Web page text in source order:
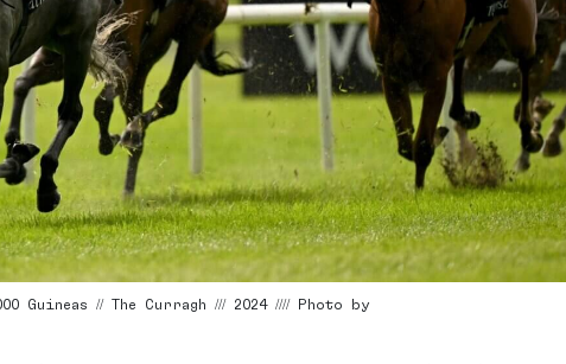
Guineas // The Curragh /// 2024 //// Photo by